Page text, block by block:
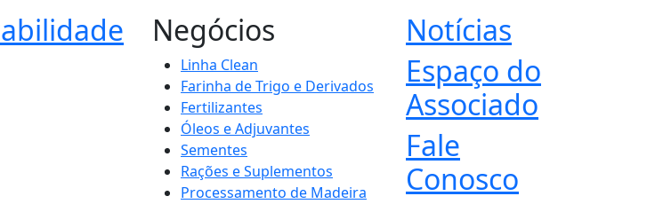
Negócios
Linha Clean
Farinha de Trigo e Derivados
Fertilizantes
Óleos e Adjuvantes
Sementes
Rações e Suplementos
Processamento de Madeira
Notícias
Espaço do
Associado
Fale
Conosco